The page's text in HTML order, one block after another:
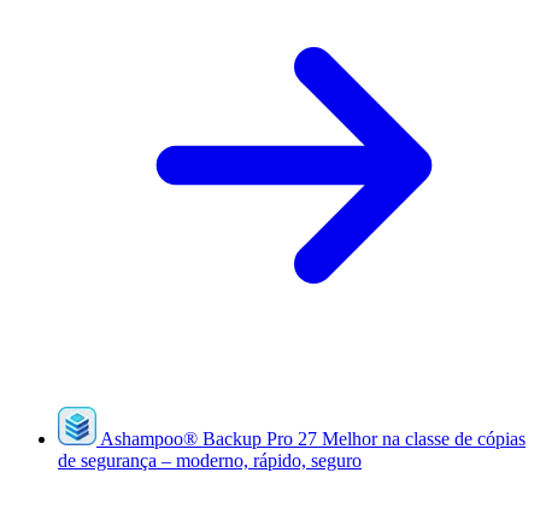
Ashampoo® Backup Pro 27 Melhor na classe de cópias
de segurança – moderno, rápido, seguro